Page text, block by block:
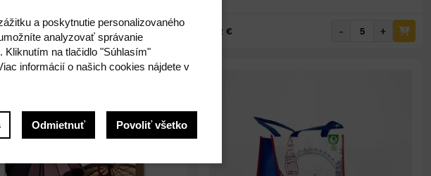
1,72 € - +
a poskytnutie personalizovaného
analyzovať správanie
na tlačidlo "Súhlasím"
informácií o našich cookies nájdete v
Odmietnuť Povoliť všetko